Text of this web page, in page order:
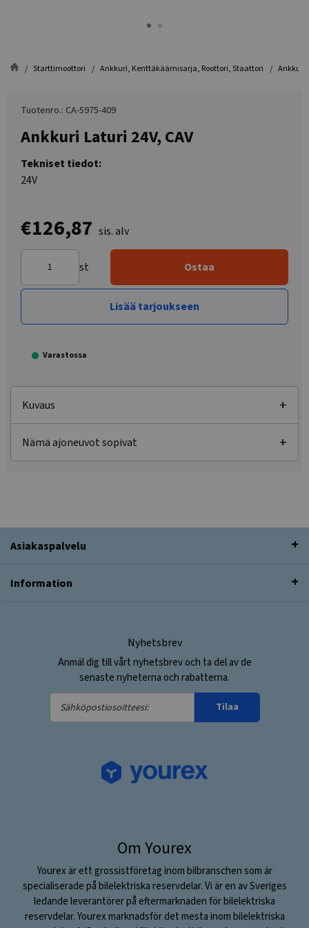
Starttimoottori Ankkuri, Kenttäkäämisarja, Roottori, Staattori Ankkuri
Tuotenro.: CA-5975-409
Ankkuri Laturi 24V, CAV
Tekniset tiedot:
24V
€126,87 sis. alv
st Ostaa
Lisää tarjoukseen
Varastossa
Kuvaus
Nämä ajoneuvot sopivat
Asiakaspalvelu
Information
Nyhetsbrev
Anmäl dig till vårt nyhetsbrev och ta del av de
senaste nyheterna och rabatterna.
Sähköpostiosoitteesi:
Tilaa
Om Yourex
Yourex är ett grossistföretag inom bilbranschen som är
specialiserade på bilelektriska reservdelar. Vi är en av Sveriges
ledande leverantörer på eftermarknaden för bilelektriska
reservdelar. Yourex marknadsför det mesta inom bilelektriska